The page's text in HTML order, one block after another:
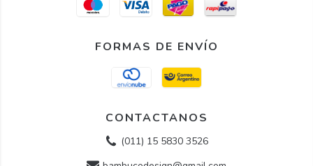
FORMAS DE ENVÍO
CONTACTANOS
(011) 15 5830 3526